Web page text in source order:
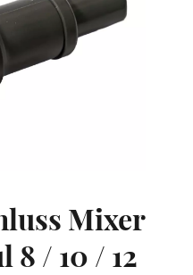
Mixer
8 / 10 / 12